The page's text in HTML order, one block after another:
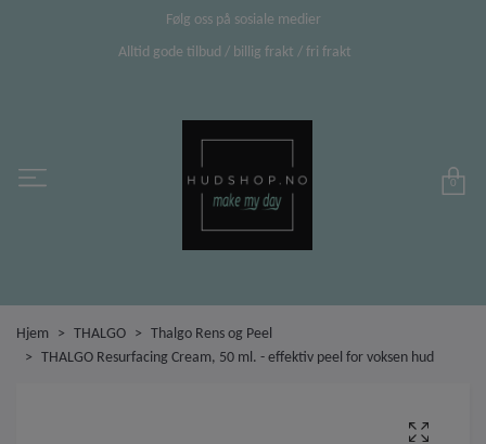
Følg oss på sosiale medier
Alltid gode tilbud / billig frakt / fri frakt
0
Hjem THALGO
Thalgo Rens og Peel
THALGO Resurfacing Cream, 50 ml. - effektiv peel for voksen hud